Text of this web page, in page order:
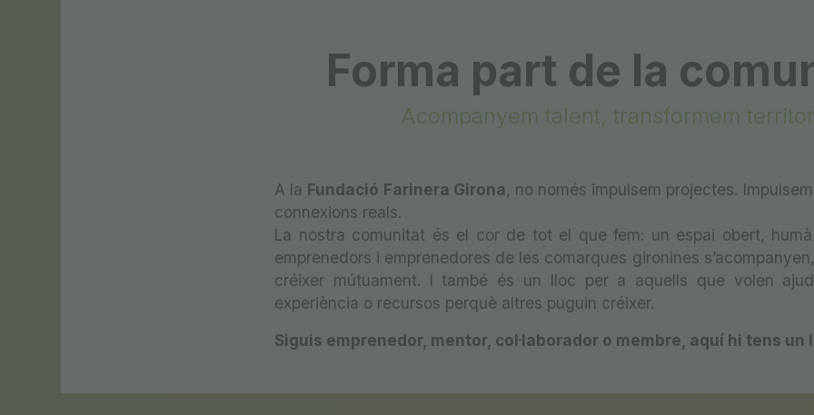
Forma part de la
Acompanyem talent, transformem
A la Fundació Farinera Girona, no només impulsem projectes.
connexions reals.
La nostra comunitat és el cor de tot el que fem: un espai obert, humà
emprenedors i emprenedores de les comarques gironines
créixer mútuament. I també és un lloc per a aquells que volen
experiència o recursos perquè altres puguin créixer.
Siguis emprenedor, mentor, col·laborador o membre, aquí hi tens un